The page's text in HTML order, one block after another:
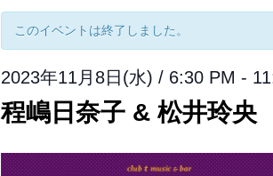
このイベントは終了しました。
2023年11月8日(水) / 6:30 PM -
程嶋日奈子 & 松井玲央